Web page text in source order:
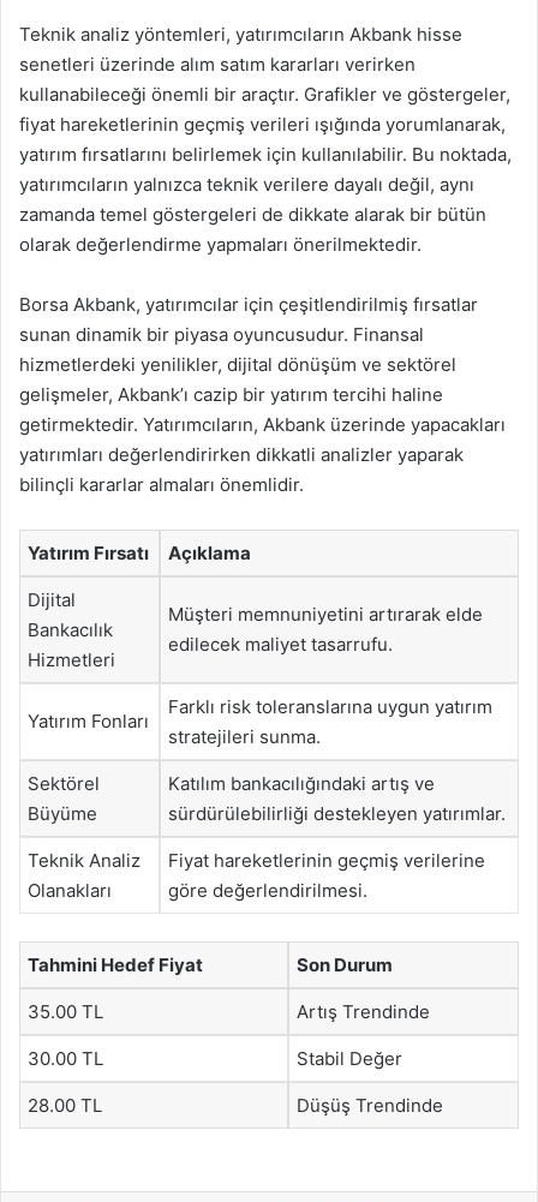
Teknik analiz yöntemleri, yatırımcıların Akbank hisse
senetleri üzerinde alım satım kararları verirken
kullanabileceği önemli bir araçtır. Grafikler ve göstergeler,
fiyat hareketlerinin geçmiş verileri ışığında yorumlanarak,
yatırım fırsatlarını belirlemek için kullanılabilir. Bu noktada,
yatırımcıların yalnızca teknik verilere dayalı değil, aynı
zamanda temel göstergeleri de dikkate alarak bir bütün
olarak değerlendirme yapmaları önerilmektedir.
Borsa Akbank, yatırımcılar için çeşitlendirilmiş fırsatlar
sunan dinamik bir piyasa oyuncusudur. Finansal
hizmetlerdeki yenilikler, dijital dönüşüm ve sektörel
gelişmeler, Akbank’ı cazip bir yatırım tercihi haline
getirmektedir. Yatırımcıların, Akbank üzerinde yapacakları
yatırımları değerlendirirken dikkatli analizler yaparak
bilinçli kararlar almaları önemlidir.
Yatırım Fırsatı Açıklama
Dijital
Bankacılık
Hizmetleri
Müşteri memnuniyetini artırarak elde
edilecek maliyet tasarrufu.
Yatırım Fonları
Farklı risk toleranslarına uygun yatırım
stratejileri sunma.
Sektörel
Büyüme
Katılım bankacılığındaki artış ve
sürdürülebilirliği destekleyen yatırımlar.
Teknik Analiz
Olanakları
Fiyat hareketlerinin geçmiş verilerine
göre değerlendirilmesi.
Tahmini Hedef Fiyat Son Durum
35.00 TL Artış Trendinde
30.00 TL Stabil Değer
28.00 TL Düşüş Trendinde